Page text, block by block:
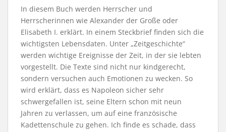
In diesem Buch werden Herrscher und
Herrscherinnen wie Alexander der Große oder
Elisabeth I. erklärt. In einem Steckbrief finden sich die
wichtigsten Lebensdaten. Unter „Zeitgeschichte“
werden wichtige Ereignisse der Zeit, in der sie lebten
vorgestellt. Die Texte sind nicht nur kindgerecht,
sondern versuchen auch Emotionen zu wecken. So
wird erklärt, dass es Napoleon sicher sehr
schwergefallen ist, seine Eltern schon mit neun
Jahren zu verlassen, um auf eine französische
Kadettenschule zu gehen. Ich finde es schade, dass